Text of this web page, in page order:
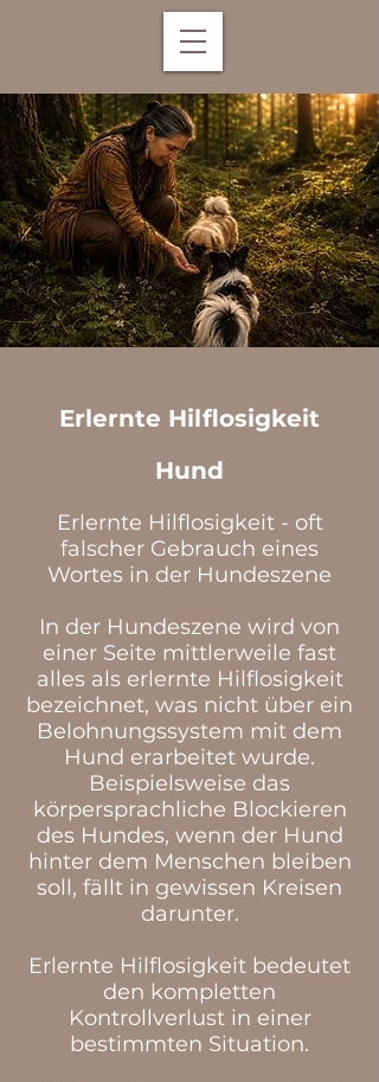
Erlernte Hilflosigkeit
Hund
Erlernte Hilflosigkeit - oft
falscher Gebrauch eines
Wortes in der Hundeszene
In der Hundeszene wird von
einer Seite mittlerweile fast
alles als erlernte Hilflosigkeit
bezeichnet, was nicht über ein
Belohnungssystem mit dem
Hund erarbeitet wurde.
Beispielsweise das
körpersprachliche Blockieren
des Hundes, wenn der Hund
hinter dem Menschen bleiben
soll, fällt in gewissen Kreisen
darunter.
Erlernte Hilflosigkeit bedeutet
den kompletten
Kontrollverlust in einer
bestimmten Situation.